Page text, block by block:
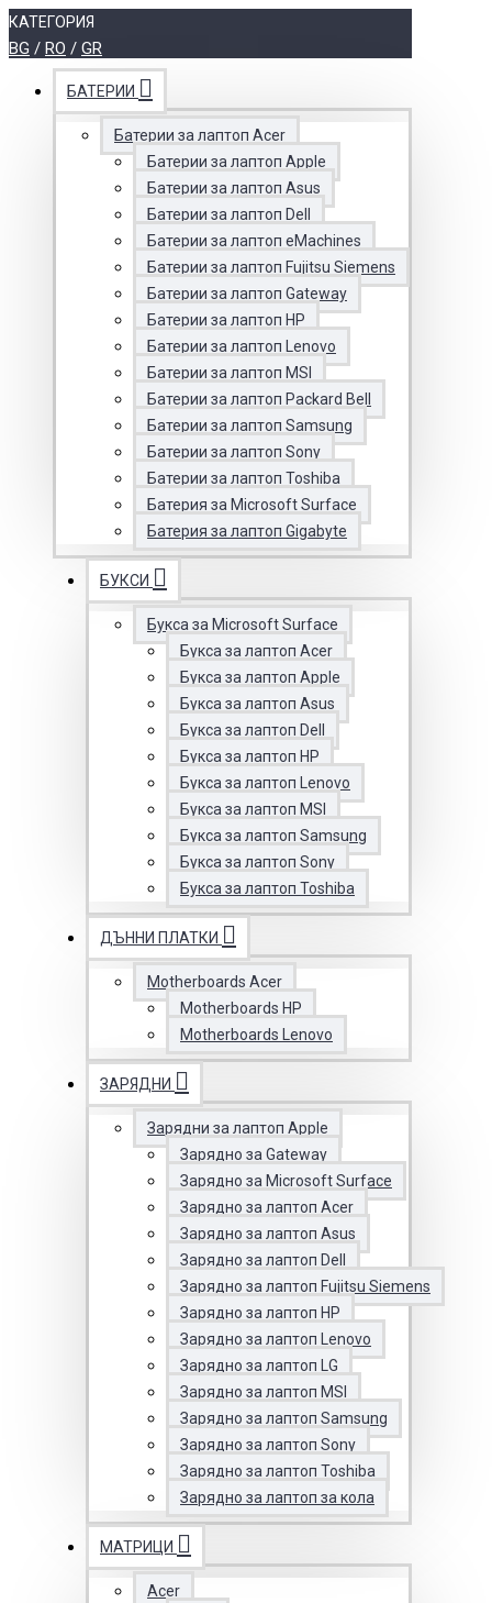
КАТЕГОРИЯ
BG / RO / GR
БАТЕРИИ
Батерии за лаптоп Acer
Батерии за лаптоп Apple
Батерии за лаптоп Asus
Батерии за лаптоп Dell
Батерии за лаптоп eMachines
Батерии за лаптоп Fujitsu Siemens
Батерии за лаптоп Gateway
Батерии за лаптоп HP
Батерии за лаптоп Lenovo
Батерии за лаптоп MSI
Батерии за лаптоп Packard Bell
Батерии за лаптоп Samsung
Батерии за лаптоп Sony
Батерии за лаптоп Toshiba
Батерия за Microsoft Surface
Батерия за лаптоп Gigabyte
БУКСИ
Букса за Microsoft Surface
Букса за лаптоп Acer
Букса за лаптоп Apple
Букса за лаптоп Asus
Букса за лаптоп Dell
Букса за лаптоп HP
Букса за лаптоп Lenovo
Букса за лаптоп MSI
Букса за лаптоп Samsung
Букса за лаптоп Sony
Букса за лаптоп Toshiba
ДЪННИ ПЛАТКИ
Motherboards Acer
Motherboards HP
Motherboards Lenovo
ЗАРЯДНИ
Зарядни за лаптоп Apple
Зарядно за Gateway
Зарядно за Microsoft Surface
Зарядно за лаптоп Acer
Зарядно за лаптоп Asus
Зарядно за лаптоп Dell
Зарядно за лаптоп Fujitsu Siemens
Зарядно за лаптоп HP
Зарядно за лаптоп Lenovo
Зарядно за лаптоп LG
Зарядно за лаптоп MSI
Зарядно за лаптоп Samsung
Зарядно за лаптоп Sony
Зарядно за лаптоп Toshiba
Зарядно за лаптоп за кола
МАТРИЦИ
Acer